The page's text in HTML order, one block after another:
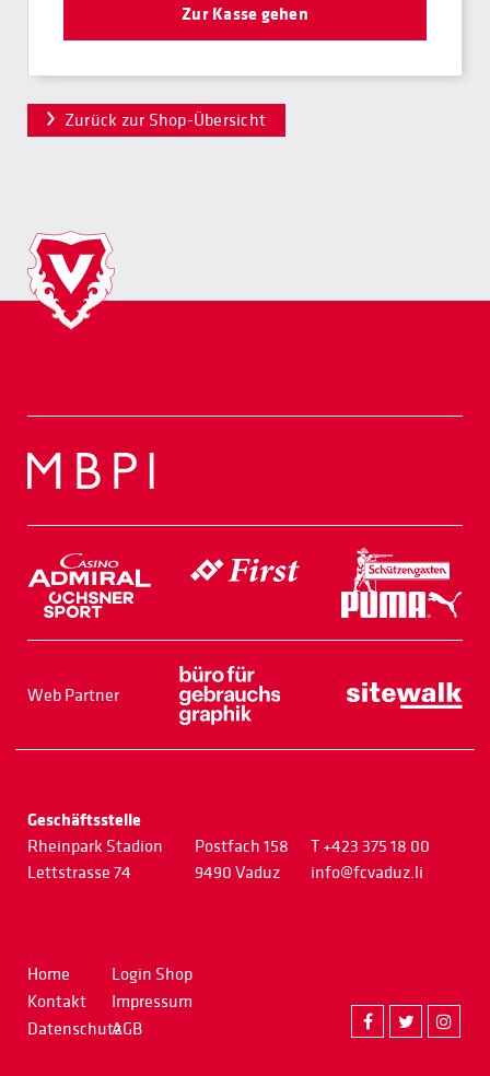
Zur Kasse gehen
Zurück zur Shop-Übersicht
Web Partner
Geschäftsstelle
Rheinpark Stadion
Lettstrasse 74
Postfach 158
9490 Vaduz
T +423 375 18 00
info@fcvaduz.li
Home
Kontakt
Datenschutz
Login Shop
Impressum
AGB